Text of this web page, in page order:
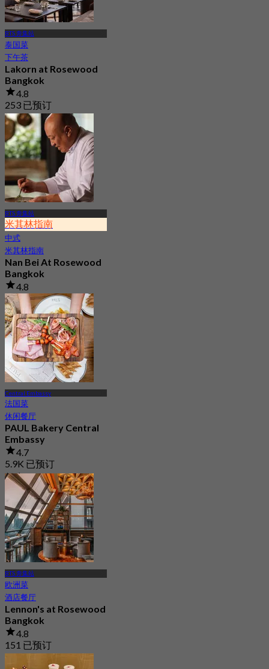
BTS 奔集站
泰国菜
下午茶
Lakorn at Rosewood
Bangkok
4.8
253 已预订
起฿ 1,060
BTS 奔集站
米其林指南
中式
米其林指南
Nan Bei At Rosewood
Bangkok
4.8
640 已预订
起฿ 800
Central Embassy
法国菜
休闲餐厅
PAUL Bakery Central
Embassy
4.7
5.9K 已预订
起฿ 425
BTS 奔集站
欧洲菜
酒店餐厅
Lennon's at Rosewood
Bangkok
4.8
151 已预订